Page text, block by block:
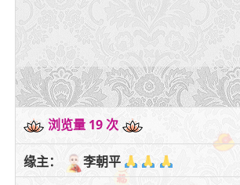
浏览量 19 次
缘主： 李朝平